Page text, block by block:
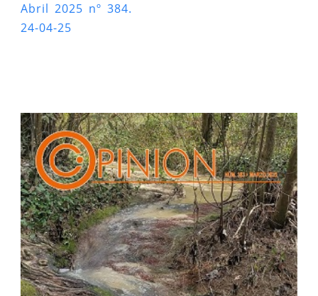
Abril 2025 nº 384.
24-04-25